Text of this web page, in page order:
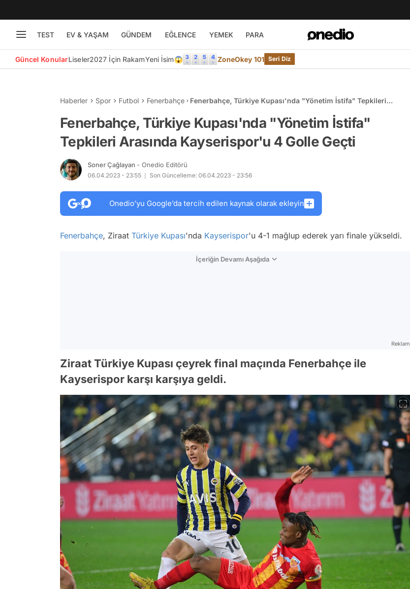
TEST EV & YAŞAM GÜNDEM EĞLENCE YEMEK PARA
Güncel KonularLiseler2027 İçin RakamYeni İsim😱 ZoneOkey 101 Seri Diz
Haberler Spor Futbol Fenerbahçe
Fenerbahçe, Türkiye Kupası'nda "Yönetim İstifa" Tepkileri
Fenerbahçe, Türkiye Kupası'nda "Yönetim İstifa"
Tepkileri Arasında Kayserispor'u 4 Golle Geçti
Soner Çağlayan - Onedio Editörü
06.04.2023 - 23:55 Son Güncelleme: 06.04.2023 - 23:56
Onedio’yu Google’da tercih edilen kaynak olarak ekleyin
Fenerbahçe, Ziraat Türkiye Kupası'nda Kayserispor'u 4-1 mağlup ederek yarı finale yükseldi.
İçeriğin Devamı Aşağıda
Reklam
Ziraat Türkiye Kupası çeyrek final maçında Fenerbahçe ile
Kayserispor karşı karşıya geldi.